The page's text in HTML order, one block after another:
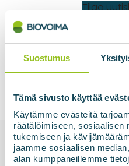
Suostumus
Tämä sivusto käyttää
Käytämme evästeitä
räätälöimiseen, sosiaalisen
tukemiseen ja
jaamme sosiaalisen
alan kumppaneillemme
Tilaa
Aiheeseen